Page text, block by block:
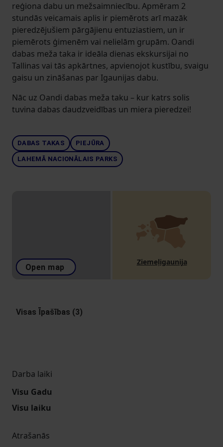
reģiona dabu un mežsaimniecību. Apmēram 2
stundās veicamais aplis ir piemērots arī mazāk
pieredzējušiem pārgājienu entuziastiem, un ir
piemērots ģimenēm vai nelielām grupām. Oandi
dabas meža taka ir ideāla dienas ekskursijai no
Tallinas vai tās apkārtnes, apvienojot kustību, svaigu
gaisu un zināšanas par Igaunijas dabu.
Nāc uz Oandi dabas meža taku – kur katrs solis
tuvina dabas daudzveidības un miera pieredzei!
DABAS TAKAS PIEJŪRA
LAHEMĀ NACIONĀLAIS PARKS
Open map
Ziemeļigaunija
Visas Īpašības (3)
Darba laiki
Visu Gadu
Visu laiku
Atrašanās